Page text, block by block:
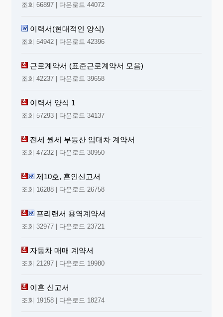
조회 66897 | 다운로드 44072
이력서(현대적인 양식)
조회 54942 | 다운로드 42396
근로계약서 (표준근로계약서 모음)
조회 42237 | 다운로드 39658
이력서 양식 1
조회 57293 | 다운로드 34137
전세 월세 부동산 임대차 계약서
조회 47232 | 다운로드 30950
제10호, 혼인신고서
조회 16288 | 다운로드 26758
프리랜서 용역계약서
조회 32977 | 다운로드 23721
자동차 매매 계약서
조회 21297 | 다운로드 19980
이혼 신고서
조회 19158 | 다운로드 18274